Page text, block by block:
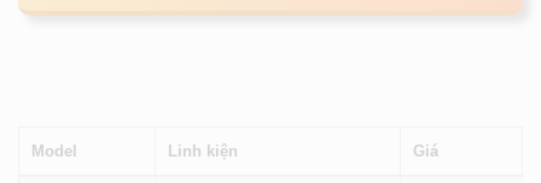
Model Linh kiện Giá